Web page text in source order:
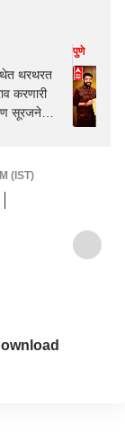
थरथरत
करणारी
सूरजने
पुणे
(IST)